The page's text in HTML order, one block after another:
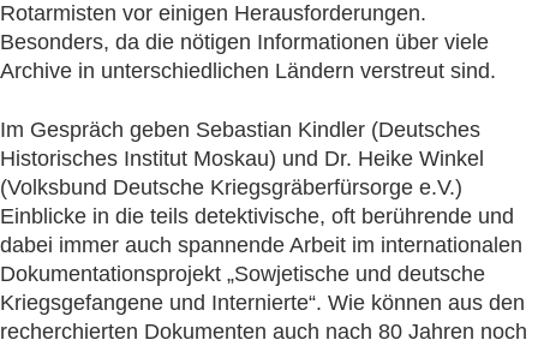
Rotarmisten vor einigen Herausforderungen.
Besonders, da die nötigen Informationen über viele
Archive in unterschiedlichen Ländern verstreut sind.
Im Gespräch geben Sebastian Kindler (Deutsches
Historisches Institut Moskau) und Dr. Heike Winkel
(Volksbund Deutsche Kriegsgräberfürsorge e.V.)
Einblicke in die teils detektivische, oft berührende und
dabei immer auch spannende Arbeit im internationalen
Dokumentationsprojekt „Sowjetische und deutsche
Kriegsgefangene und Internierte“. Wie können aus den
recherchierten Dokumenten auch nach 80 Jahren noch